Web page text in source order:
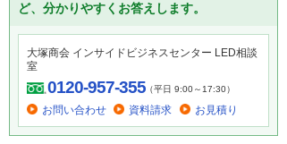
ど、分かりやすくお答えします。
大塚商会 インサイドビジネスセンター LED相談
室
0120-957-355（平日 9:00～17:30）
お問い合わせ 資料請求 お見積り